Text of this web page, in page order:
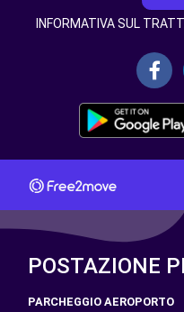
INFORMATIVA SUL
POSTAZIONE
PARCHEGGIO AEROPORTO